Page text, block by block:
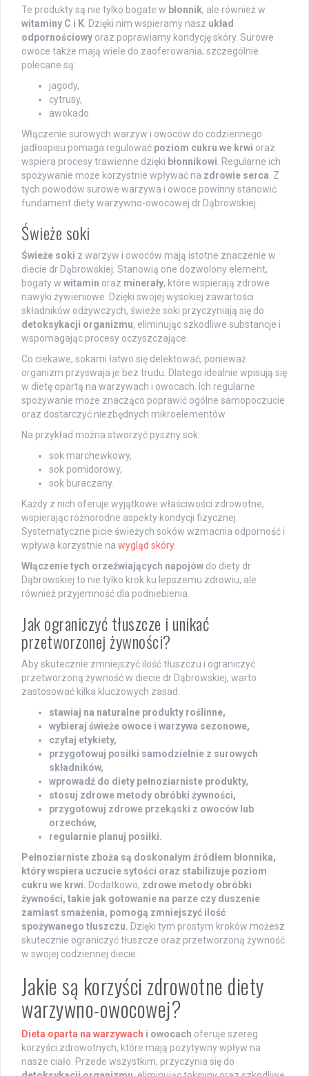
Te produkty są nie tylko bogate w błonnik, ale również w
witaminy C i K . Dzięki nim wspieramy nasz układ
odpornościowy oraz poprawiamy kondycję skóry. Surowe
owoce także mają wiele do zaoferowania; szczególnie
polecane są:
jagody,
cytrusy,
awokado.
Włączenie surowych warzyw i owoców do codziennego
jadłospisu pomaga regulować poziom cukru we krwi oraz
wspiera procesy trawienne dzięki błonnikowi . Regularne ich
spożywanie może korzystnie wpływać na zdrowie serca . Z
tych powodów surowe warzywa i owoce powinny stanowić
fundament diety warzywno-owocowej dr Dąbrowskiej.
Świeże soki
Świeże soki z warzyw i owoców mają istotne znaczenie w
diecie dr Dąbrowskiej. Stanowią one dozwolony element,
bogaty w witamin oraz minerały, które wspierają zdrowe
nawyki żywieniowe. Dzięki swojej wysokiej zawartości
składników odżywczych, świeże soki przyczyniają się do
detoksykacji organizmu, eliminując szkodliwe substancje i
wspomagając procesy oczyszczające.
Co ciekawe, sokami łatwo się delektować, ponieważ
organizm przyswaja je bez trudu. Dlatego idealnie wpisują się
w dietę opartą na warzywach i owocach. Ich regularne
spożywanie może znacząco poprawić ogólne samopoczucie
oraz dostarczyć niezbędnych mikroelementów.
Na przykład można stworzyć pyszny sok:
sok marchewkowy,
sok pomidorowy,
sok buraczany.
Każdy z nich oferuje wyjątkowe właściwości zdrowotne,
wspierając różnorodne aspekty kondycji fizycznej.
Systematyczne picie świeżych soków wzmacnia odporność i
wpływa korzystnie na wygląd skóry.
Włączenie tych orzeźwiających napojów do diety dr
Dąbrowskiej to nie tylko krok ku lepszemu zdrowiu, ale
również przyjemność dla podniebienia.
Jak ograniczyć tłuszcze i unikać
przetworzonej żywności?
Aby skutecznie zmniejszyć ilość tłuszczu i ograniczyć
przetworzoną żywność w diecie dr Dąbrowskiej, warto
zastosować kilka kluczowych zasad.
stawiaj na naturalne produkty roślinne,
wybieraj świeże owoce i warzywa sezonowe,
czytaj etykiety,
przygotowuj posiłki samodzielnie z surowych
składników,
wprowadź do diety pełnoziarniste produkty,
stosuj zdrowe metody obróbki żywności,
przygotowuj zdrowe przekąski z owoców lub
orzechów,
regularnie planuj posiłki.
Pełnoziarniste zboża są doskonałym źródłem błonnika,
który wspiera uczucie sytości oraz stabilizuje poziom
cukru we krwi. Dodatkowo, zdrowe metody obróbki
żywności, takie jak gotowanie na parze czy duszenie
zamiast smażenia, pomogą zmniejszyć ilość
spożywanego tłuszczu. Dzięki tym prostym kroków możesz
skutecznie ograniczyć tłuszcze oraz przetworzoną żywność
w swojej codziennej diecie.
Jakie są korzyści zdrowotne diety
warzywno-owocowej?
Dieta oparta na warzywach i owocach oferuje szereg
korzyści zdrowotnych, które mają pozytywny wpływ na
nasze ciało. Przede wszystkim, przyczynia się do